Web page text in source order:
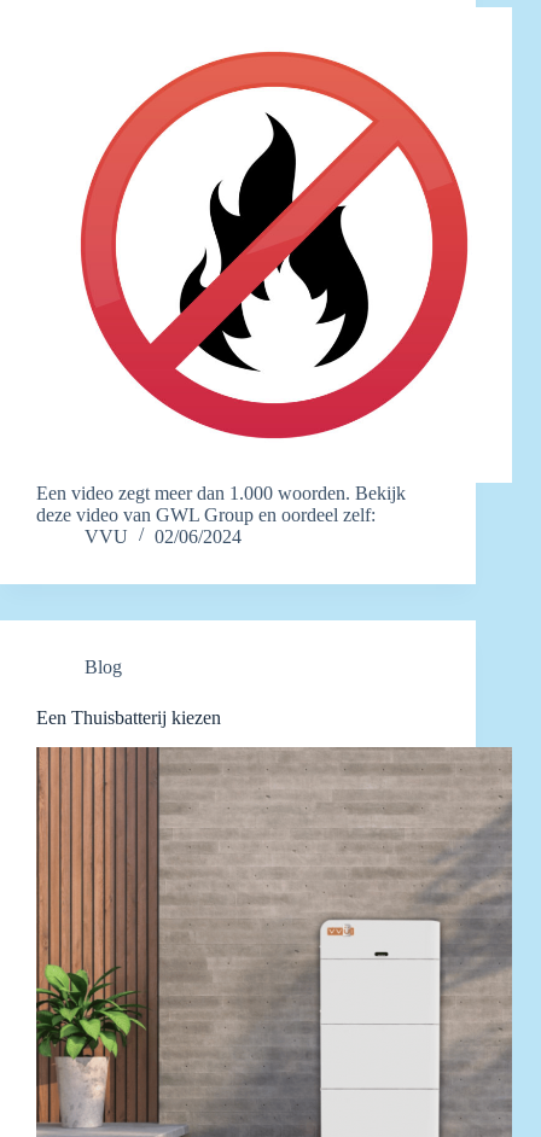
Een video zegt meer dan 1.000 woorden. Bekijk
deze video van GWL Group en oordeel zelf:
VVU
02/06/2024
Blog
Een Thuisbatterij kiezen